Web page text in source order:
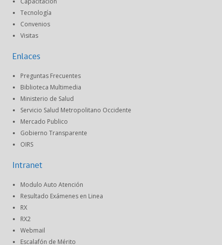
Tecnología
Convenios
Visitas
Enlaces
Preguntas Frecuentes
Biblioteca Multimedia
Ministerio de Salud
Servicio Salud Metropolitano Occidente
Mercado Publico
Gobierno Transparente
OIRS
Intranet
Modulo Auto Atención
Resultado Exámenes en Linea
RX
RX2
Webmail
Escalafón de Mérito